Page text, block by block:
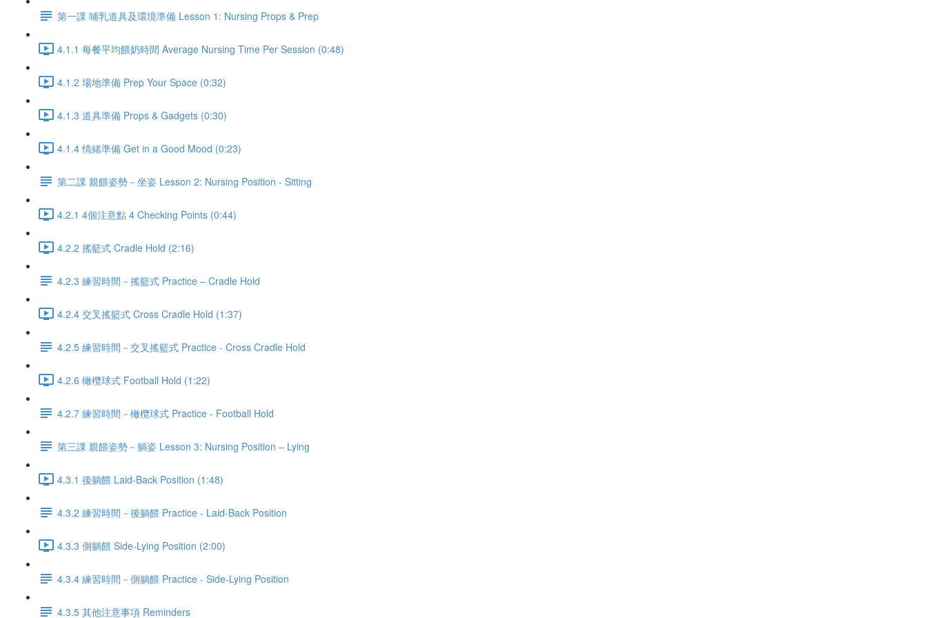
第一課 哺乳道具及環境準備 Lesson 1: Nursing Props & Prep
4.1.1 每餐平均餵奶時間 Average Nursing Time Per Session (0:48)
4.1.2 場地準備 Prep Your Space (0:32)
4.1.3 道具準備 Props & Gadgets (0:30)
4.1.4 情緒準備 Get in a Good Mood (0:23)
第二課 親餵姿勢－坐姿 Lesson 2: Nursing Position - Sitting
4.2.1 4個注意點 4 Checking Points (0:44)
4.2.2 搖籃式 Cradle Hold (2:16)
4.2.3 練習時間－搖籃式 Practice – Cradle Hold
4.2.4 交叉搖籃式 Cross Cradle Hold (1:37)
4.2.5 練習時間－交叉搖籃式 Practice - Cross Cradle Hold
4.2.6 橄欖球式 Football Hold (1:22)
4.2.7 練習時間－橄欖球式 Practice - Football Hold
第三課 親餵姿勢－躺姿 Lesson 3: Nursing Position – Lying
4.3.1 後躺餵 Laid-Back Position (1:48)
4.3.2 練習時間－後躺餵 Practice - Laid-Back Position
4.3.3 側躺餵 Side-Lying Position (2:00)
4.3.4 練習時間－側躺餵 Practice - Side-Lying Position
4.3.5 其他注意事項 Reminders